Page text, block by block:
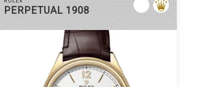
PERPETUAL 1908